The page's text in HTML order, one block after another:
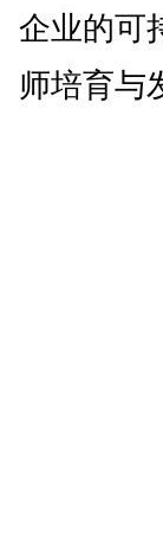
企业的可
师培育与